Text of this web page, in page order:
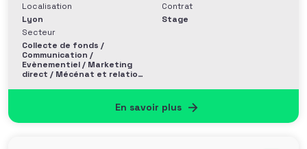
Localisation
Lyon
Secteur
Collecte de fonds /
Communication /
Evènementiel / Marketing
direct / Mécénat et relation
Contrat
Stage
En savoir plus